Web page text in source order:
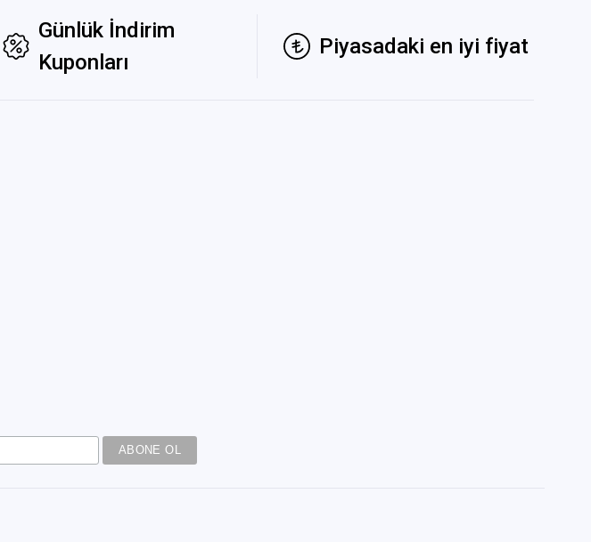
Günlük İndirim
Kuponları
Piyasadaki en iyi fiyat